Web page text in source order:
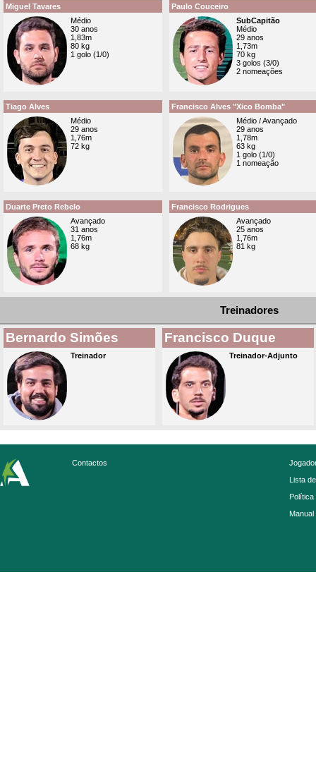
Miguel Tavares
Médio
30 anos
1,83m
80 kg
1 golo (1/0)
Paulo Couceiro
SubCapitão
Médio
29 anos
1,73m
70 kg
3 golos (3/0)
2 nomeações
Tiago Alves
Médio
29 anos
1,76m
72 kg
Francisco Alves "Xico Bomba"
Médio / Avançado
29 anos
1,78m
63 kg
1 golo (1/0)
1 nomeação
Duarte Preto Rebelo
Avançado
31 anos
1,76m
68 kg
Francisco Rodrigues
Avançado
25 anos
1,76m
81 kg
Treinadores
Bernardo Simões
Treinador
Francisco Duque
Treinador-Adjunto
Contactos
Lista